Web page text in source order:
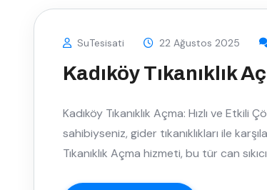
SuTesisati 22 Ağustos 2025
Kadıköy Tıkanıklık
Kadıköy Tıkanıklık Açma: Hızlı ve Etkili
sahibiyseniz, gider tıkanıklıkları ile
Tıkanıklık Açma hizmeti, bu tür can sıkıcı